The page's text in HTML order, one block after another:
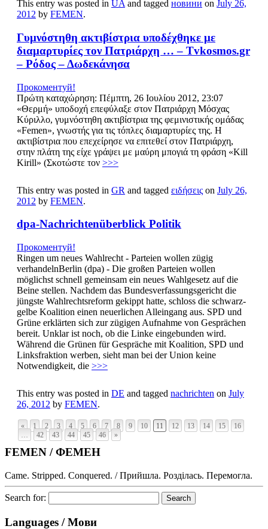
This entry was posted in UA and tagged новини on July 26,
2012 by FEMEN.
Γυμνόστηθη ακτιβίστρια υποδέχθηκε με
διαμαρτυρίες τον Πατριάρχη … – Tvkosmos.gr
– Ρόδος – Δωδεκάνησα
Прокоментуй!
Πρώτη καταχώρηση: Πέμπτη, 26 Ιουλίου 2012, 23:07
«Θερμή» υποδοχή επεφύλαξε στον Πατριάρχη Μόσχας
Κύριλλο, γυμνόστηθη ακτιβίστρια της φεμινιστικής ομάδας
«Femen», γνωστής για τις τόπλες διαμαρτυρίες της. Η
ακτιβίστρια που επεχείρησε να επιτεθεί στον Πατριάρχη,
στην πλάτη της είχε γράψει με μαύρη μπογιά τη φράση «Kill
Kirill» (Σκοτώστε τον >>>
This entry was posted in GR and tagged ειδήσεις on July 26,
2012 by FEMEN.
dpa-Nachrichtenüberblick Politik
Прокоментуй!
Ringen um neues Wahlrecht - Parteien wollen zügig
verhandelnBerlin (dpa) - Die großen Parteien wollen
möglichst schnell gemeinsam ein neues Wahlgesetz auf die
Beine stellen. Nachdem das Bundesverfassungsgericht die
jüngste Wahlrechtsreform gekippt hatte, schloss die schwarz-
gelbe Koalition einen neuerlichen Alleingang aus. SPD und
Grüne erklärten sich zur zügigen Aufnahme von Gesprächen
bereit. Unklar ist noch, ob die Linke eingebunden wird.
Während die Grünen für Gespräche mit Koalition, SPD und
Linksfraktion werben, sieht man bei der Union keine
Notwendigkeit, die >>>
This entry was posted in DE and tagged nachrichten on July
26, 2012 by FEMEN.
« 1 2 3 4 5 6 7 8 9 10 11 12 13 14 15
16
…
42 43 44 45 46 »
FEMEN / ФЕМЕН
Came. Stripped. Conquered. / Прийшла. Розділась. Перемогла.
Search for:
Languages / Мови